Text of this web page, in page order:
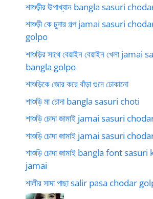
শাশুড়ীর ঊপাখ্যান bangla sasuri
শাশুড়ী কে চুদার গল্প jamai sasuri
golpo
শাশুড়ির সাথে বেয়াইন বেয়াইন খেলা
bangla golpo
শাশুড়িকে জোর করে বাঁড়া গুদে ঢোকানো
শাশুড়ি মা চোদা bangla sasuri choti
শাশুড়ি চোদা জামাই jamai sasuri
শাশুড়ি চোদা জামাই jamai sasuri
শাশুড়ি চোদা জামাই bangla font
jamai
শালীর সাদা পাছা salir pasa chodar